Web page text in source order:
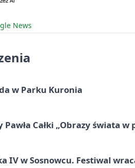
News
w Parku Kuronia
Całki „Obrazy świata w
IV w Sosnowcu. Festiwal